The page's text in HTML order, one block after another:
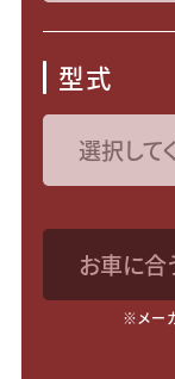
型式
お車に合
※メー